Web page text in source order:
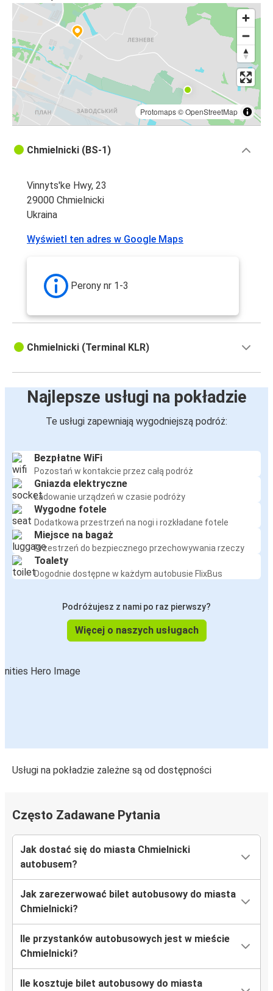
Łódź
Chmielnicki
Kowno
Chmielnicki
Gdańsk
Chmielnicki
Chmielnicki
Częstochowa
Gdynia
Chmielnicki
Częstochowa
Chmielnicki
Protomaps©OpenStreetMap
Chmielnicki (BS-1)
Vinnyts'ke Hwy, 23
29000 Chmielnicki
Ukraina
Wyświetl ten adres w Google Maps
Perony nr 1-3
Chmielnicki (Terminal KLR)
Najlepsze usługi na pokładzie
Te usługi zapewniają wygodniejszą podróż:
Bezpłatne WiFi
Pozostań w kontakcie przez całą podróż
Gniazda elektryczne
Ładowanie urządzeń w czasie podróży
Wygodne fotele
Dodatkowa przestrzeń na nogi i rozkładane fotele
Miejsce na bagaż
Przestrzeń do bezpiecznego przechowywania rzeczy
Toalety
Dogodnie dostępne w każdym autobusie FlixBus
Podróżujesz z nami po raz pierwszy?
Więcej o naszych usługach
Usługi na pokładzie zależne są od dostępności
Często Zadawane Pytania
Jak dostać się do miasta Chmielnicki
autobusem?
Jak zarezerwować bilet autobusowy do miasta
Chmielnicki?
Ile przystanków autobusowych jest w mieście
Chmielnicki?
Ile kosztuje bilet autobusowy do miasta